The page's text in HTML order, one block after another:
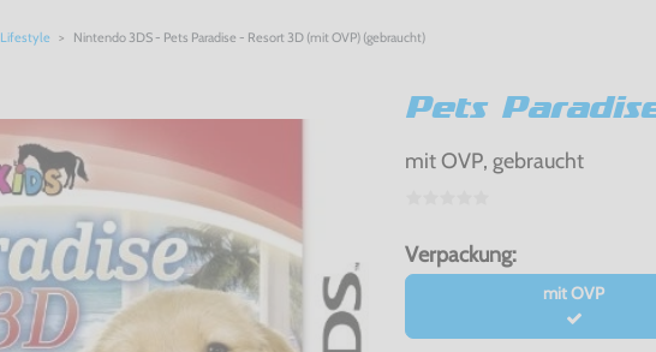
Lifestyle Nintendo 3DS - Pets Paradise - Resort 3D (mit OVP) (gebraucht)
Pets
mit OVP, gebraucht
Verpackung:
mit OVP